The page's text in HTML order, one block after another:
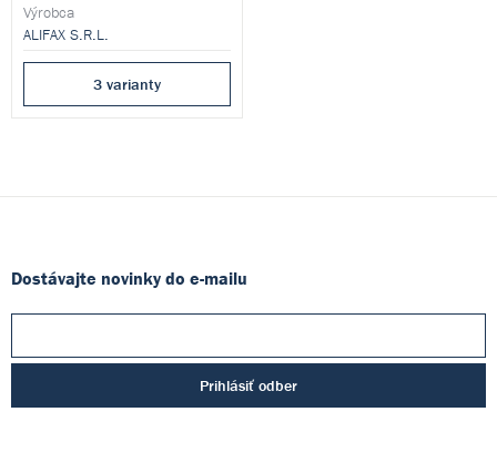
Výrobca
ALIFAX S.R.L.
3 varianty
Dostávajte novinky do e-mailu
Prihlásiť odber